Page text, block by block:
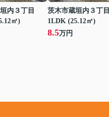
内３丁目
㎡)
茨木市蔵垣内３丁目
1LDK (25.12㎡)
8.5万円